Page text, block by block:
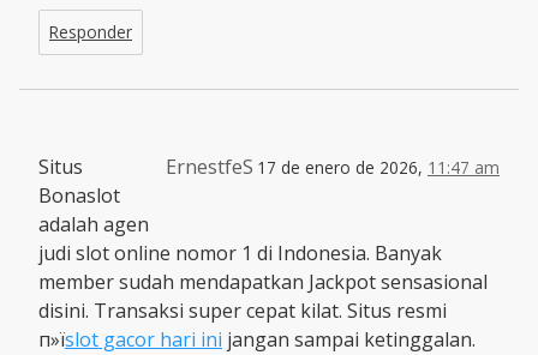
Responder
ErnestfeS 17 de enero de 2026, 11:47 am
Situs
Bonaslot
adalah agen
judi slot online nomor 1 di Indonesia. Banyak
member sudah mendapatkan Jackpot sensasional
disini. Transaksi super cepat kilat. Situs resmi
п»їslot gacor hari ini jangan sampai ketinggalan.